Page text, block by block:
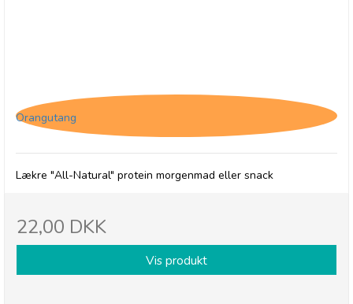
Orangutang
Lækre "All-Natural" protein morgenmad eller snack
22,00 DKK
Vis produkt